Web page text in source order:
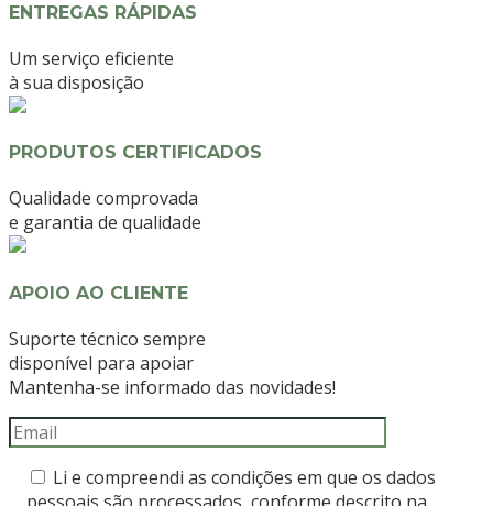
ENTREGAS RÁPIDAS
Um serviço eficiente
à sua disposição
PRODUTOS CERTIFICADOS
Qualidade comprovada
e garantia de qualidade
APOIO AO CLIENTE
Suporte técnico sempre
disponível para apoiar
Mantenha-se informado das novidades!
Li e compreendi as condições em que os dados